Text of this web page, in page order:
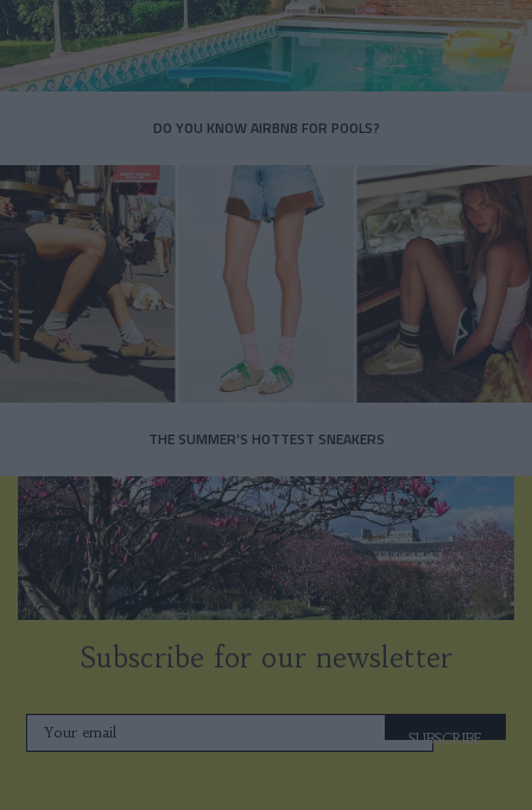
DO YOU KNOW AIRBNB FOR POOLS?
THE SUMMER’S HOTTEST SNEAKERS
Subscribe for our newsletter
SUBSCRIBE